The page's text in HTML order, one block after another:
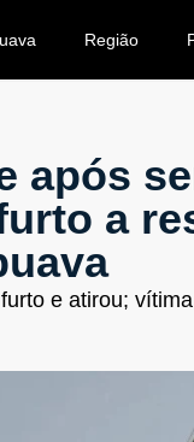
Região
após
a
e atirou;